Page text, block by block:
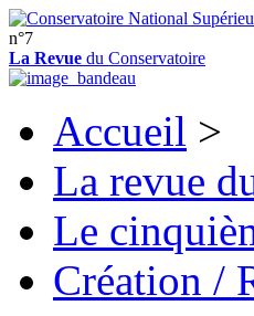
n°7
La Revue du Conservatoire
Accueil >
La revue
Le
Création /